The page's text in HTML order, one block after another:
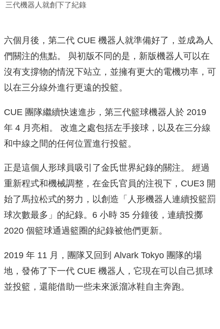
三代機器人就創下了紀錄
六個月後，第二代 CUE 機器人就準備好了，並成為人
們關注的焦點。 與初版不同的是，新版機器人可以在
沒有支撐物的情況下站立，並擁有更大的電機功率，可
以在三分線外進行更遠的投籃。
CUE 團隊繼續快速進步，第三代籃球機器人於 2019
年 4 月亮相。 改進之處包括左手接球，以及在三分線
和中線之間的任何位置進行投籃。
正是這個人形球員吸引了金氏世界紀錄的關注。 經過
重新程式和機械調整，在金氏官員的注視下，CUE3 開
始了馬拉松式的努力，以創造「人形機器人連續投籃罰
球次數最多」的紀錄。6 小時 35 分鐘後，連續投擲
2020 個籃球通過籃圈的紀錄被他們更新。
2019 年 11 月，團隊又回到 Alvark Tokyo 團隊的場
地，發佈了下一代 CUE 機器人，它現在可以自己抓球
並投籃，還能借助一些未來派溜冰鞋自主奔跑。